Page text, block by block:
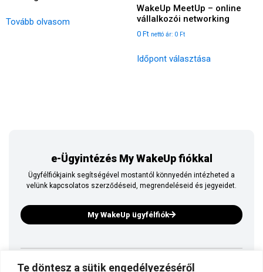
Te döntesz a sütik engedélyezéséről
Tovább olvasom
WakeUp MeetUp – online
vállalkozói networking
0 Ft nettó ár: 0 Ft
Időpont választása
e-Ügyintézés My WakeUp fiókkal
Ügyfélfiókjaink segítségével mostantól könnyedén intézheted a
velünk kapcsolatos szerződéseid, megrendeléseid és jegyeidet.
My WakeUp ügyfélfiók
Ez is a WakeUp